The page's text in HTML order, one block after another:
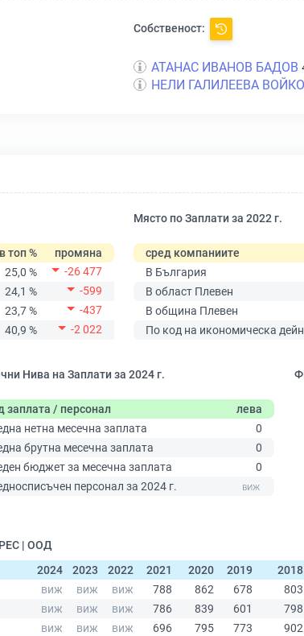
Собственост:
АТАНАС ИВАНОВ БАДОВ
НЕЛИ ГАЛИЛЕЕВА
в топ %
промяна
25,0 %
-26 477
24,1 %
-599
23,7 %
-437
40,9 % -2 022
Място по Заплати за 2022 г.
сред компаниите
В България
В област Плевен
В община Плевен
По код на икономическа
Нива на Заплати за 2024 г.
заплата / персонал
лева
нетна месечна заплата
0
брутна месечна заплата
0
бюджет за месечна заплата
0
персонал за 2024 г.
| ООД
2024
2023 2022 2021 2020 2019
2018